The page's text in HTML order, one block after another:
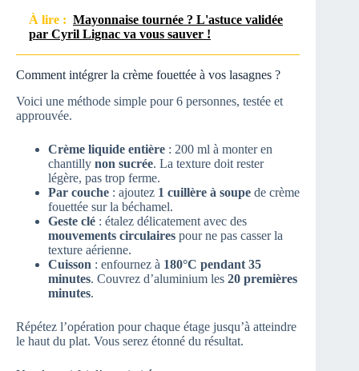
À lire : Mayonnaise tournée ? L'astuce validée
par Cyril Lignac va vous sauver !
Comment intégrer la crème fouettée à vos lasagnes ?
Voici une méthode simple pour 6 personnes, testée et
approuvée.
Crème liquide entière : 200 ml à monter en
chantilly non sucrée. La texture doit rester
légère, pas trop ferme.
Par couche : ajoutez 1 cuillère à soupe de crème
fouettée sur la béchamel.
Geste clé : étalez délicatement avec des
mouvements circulaires pour ne pas casser la
texture aérienne.
Cuisson : enfournez à 180°C pendant 35
minutes. Couvrez d’aluminium les 20 premières
minutes.
Répétez l’opération pour chaque étage jusqu’à atteindre
le haut du plat. Vous serez étonné du résultat.